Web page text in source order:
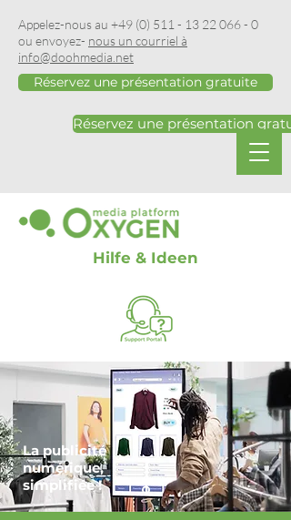
Appelez-nous au +49 (0) 511 - 13 22 066 - 0
ou envoyez- nous un courriel à
info@doohmedia.net
Réservez une présentation gratuite
Réservez une présentation
Hilfe & Ideen
La publicité
numérique,
simplifiée !